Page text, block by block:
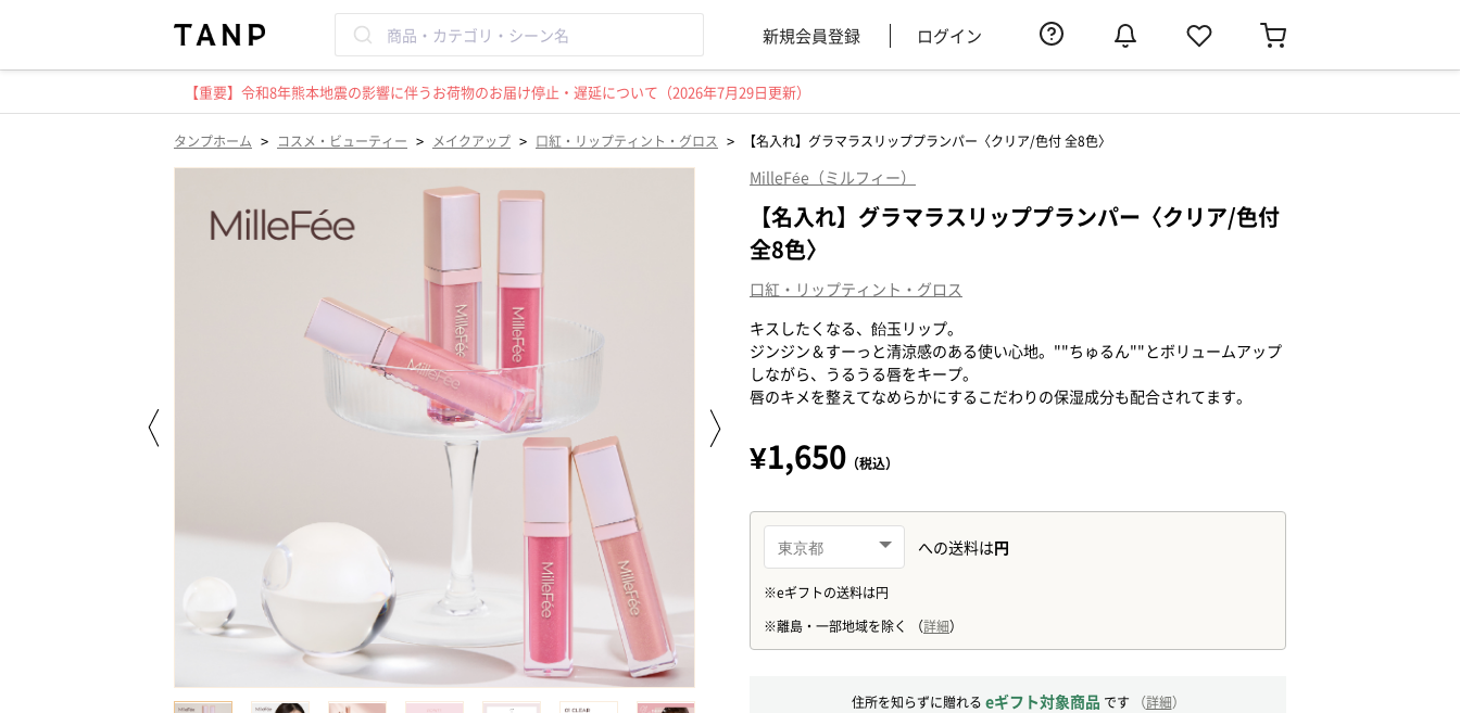
新規会員登録 ログイン
【重要】令和8年熊本地震の影響に伴うお荷物のお届け停止・遅延について（2026年7月29日更新）
タンプホーム > コスメ・ビューティー > メイクアップ > 口紅・リップティント・グロス > 【名入れ】グラマラスリッププランパー〈クリア/色付 全8色〉
MilleFée（ミルフィー）
【名入れ】グラマラスリッププランパー〈クリア/色付
全8色〉
口紅・リップティント・グロス
キスしたくなる、飴玉リップ。
ジンジン＆すーっと清涼感のある使い心地。""ちゅるん""とボリュームアップ
しながら、うるうる唇をキープ。
唇のキメを整えてなめらかにするこだわりの保湿成分も配合されてます。
¥1,650 （税込）
住所を知らずに贈れる eギフト対象商品 です （詳細）